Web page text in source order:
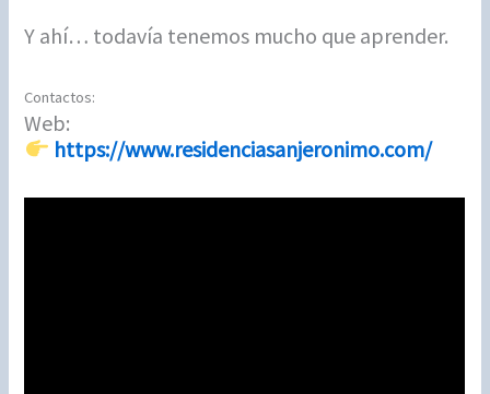
Y ahí… todavía tenemos mucho que aprender.
Contactos:
Web:
https://www.residenciasanjeronimo.com/